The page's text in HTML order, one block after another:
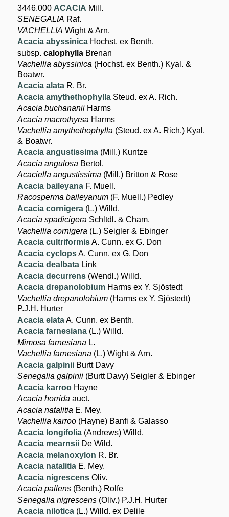
3446.000 ACACIA Mill.
SENEGALIA Raf.
VACHELLIA Wight & Arn.
Acacia abyssinica Hochst. ex Benth.
subsp.calophylla Brenan
Vachellia abyssinica (Hochst. ex Benth.) Kyal. &
Boatwr.
Acacia alata R. Br.
Acacia amythethophylla Steud. ex A. Rich.
Acacia buchananii Harms
Acacia macrothyrsa Harms
Vachellia amythethophylla (Steud. ex A. Rich.) Kyal.
& Boatwr.
Acacia angustissima (Mill.) Kuntze
Acacia angulosa Bertol.
Acaciella angustissima (Mill.) Britton & Rose
Acacia baileyana F. Muell.
Racosperma baileyanum (F. Muell.) Pedley
Acacia cornigera (L.) Willd.
Acacia spadicigera Schltdl. & Cham.
Vachellia cornigera (L.) Seigler & Ebinger
Acacia cultriformisA. Cunn. ex G. Don
Acacia cyclopsA. Cunn. ex G. Don
Acacia dealbata Link
Acacia decurrens (Wendl.) Willd.
Acacia drepanolobium Harms ex Y. Sjöstedt
Vachellia drepanolobium (Harms ex Y. Sjöstedt)
P.J.H. Hurter
Acacia elataA. Cunn. ex Benth.
Acacia farnesiana (L.) Willd.
Mimosa farnesiana L.
Vachellia farnesiana (L.) Wight & Arn.
Acacia galpinii Burtt Davy
Senegalia galpinii (Burtt Davy) Seigler & Ebinger
Acacia karroo Hayne
Acacia horrida auct.
Acacia natalitia E. Mey.
Vachellia karroo (Hayne) Banfi & Galasso
Acacia longifolia (Andrews) Willd.
Acacia mearnsii De Wild.
Acacia melanoxylon R. Br.
Acacia natalitia E. Mey.
Acacia nigrescens Oliv.
Acacia pallens (Benth.) Rolfe
Senegalia nigrescens (Oliv.) P.J.H. Hurter
Acacia nilotica (L.) Willd. ex Delile